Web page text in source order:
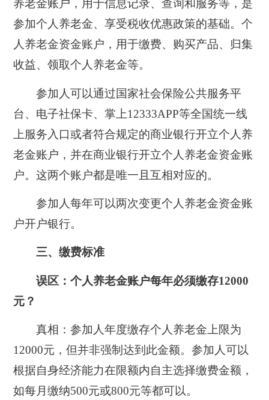
养老金账户 ，用于信息记录、查询和服务等，是
参加个人养老金、享受税收优惠政策的基础。个
人养老金资金账户 ，用于缴费、购买产品、归集
收益、领取个人养老金等。
参加人可以通过国家社会保险公共服务平
台、电子社保卡、掌上12333APP等全国统一线
上服务入口或者符合规定的商业银行开立个人养
老金账户，并在商业银行开立个人养老金资金账
户。这两个账户都是唯一且互相对应的。
参加人每年可以两次变更个人养老金资金账
户开户银行。
三、缴费标准
误区：个人养老金账户每年必须缴存12000
元？
真相：参加人年度缴存个人养老金上限为
12000元，但并非强制达到此金额。参加人可以
根据自身经济能力在限额内自主选择缴费金额，
如每月缴纳500元或800元等都可以。